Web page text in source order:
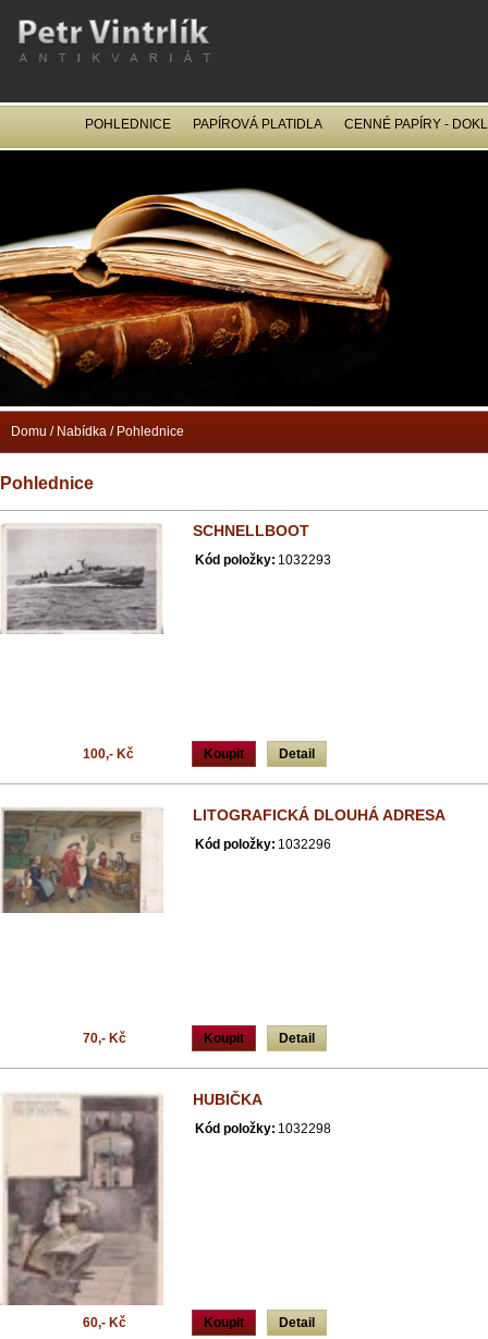
Pohlednice
SCHNELLBOOT
Kód položky: 1032293
Koupit Detail
100,- Kč
LITOGRAFICKÁ DLOUHÁ ADRESA
Kód položky: 1032296
Koupit Detail
70,- Kč
HUBIČKA
Kód položky: 1032298
Koupit Detail
60,- Kč
POHLEDNICE PAPÍROVÁ PLATIDLA CENNÉ PAPÍRY -
Domu / Nabídka / Pohlednice